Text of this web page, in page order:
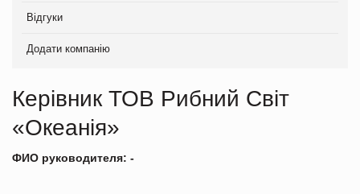
Відгуки
Додати компанію
Керівник ТОВ Рибний Світ
«Океанія»
ФИО руководителя: -